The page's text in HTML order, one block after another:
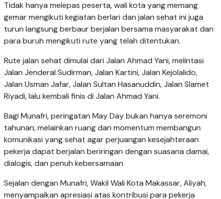
Tidak hanya melepas peserta, wali kota yang memang
gemar mengikuti kegiatan berlari dan jalan sehat ini juga
turun langsung berbaur berjalan bersama masyarakat dan
para buruh mengikuti rute yang telah ditentukan.
Rute jalan sehat dimulai dari Jalan Ahmad Yani, melintasi
Jalan Jenderal Sudirman, Jalan Kartini, Jalan Kejolalido,
Jalan Usman Jafar, Jalan Sultan Hasanuddin, Jalan Slamet
Riyadi, lalu kembali finis di Jalan Ahmad Yani.
Bagi Munafri, peringatan May Day bukan hanya seremoni
tahunan, melainkan ruang dan momentum membangun
komunikasi yang sehat agar perjuangan kesejahteraan
pekerja dapat berjalan beriringan dengan suasana damai,
dialogis, dan penuh kebersamaan
Sejalan dengan Munafri, Wakil Wali Kota Makassar, Aliyah,
menyampaikan apresiasi atas kontribusi para pekerja